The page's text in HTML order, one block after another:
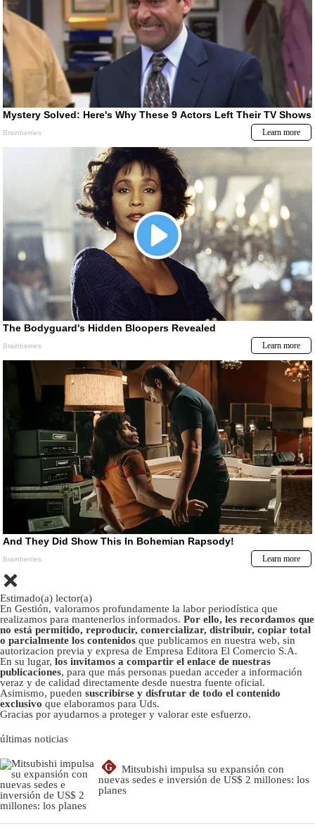
Estimado(a) lector(a)
En Gestión, valoramos profundamente la labor periodística que
realizamos para mantenerlos informados. Por ello, les recordamos que
no está permitido, reproducir, comercializar, distribuir, copiar total
o parcialmente los contenidos que publicamos en nuestra web, sin
autorizacion previa y expresa de Empresa Editora El Comercio S.A.
En su lugar, los invitamos a compartir el enlace de nuestras
publicaciones, para que más personas puedan acceder a información
veraz y de calidad directamente desde nuestra fuente oficial.
Asimismo, pueden suscribirse y disfrutar de todo el contenido
exclusivo que elaboramos para Uds.
Gracias por ayudarnos a proteger y valorar este esfuerzo.
últimas noticias
G
Mitsubishi impulsa su expansión con
nuevas sedes e inversión de US$ 2 millones: los
planes